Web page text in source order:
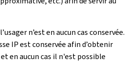
n’est en aucun cas conservée.
IP est conservée afin d’obtenir
en aucun cas il n'est possible